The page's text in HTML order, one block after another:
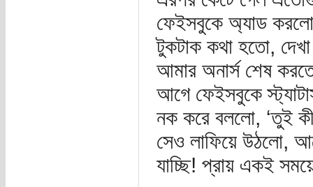
ফেইসবুকে অ্যাড
টুকটাক কথা হতো,
আমার অনার্স শেষ
আগে ফেইসবুকে
নক করে বললো, ‘তুই কী
সেও লাফিয়ে উঠলো,
যাচ্ছি! প্রায় একই